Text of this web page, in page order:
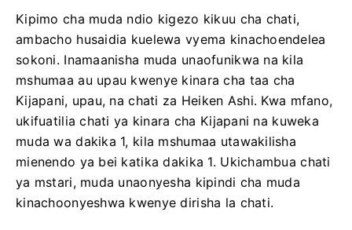
Kipimo cha muda ndio kigezo kikuu cha chati,
ambacho husaidia kuelewa vyema kinachoendelea
sokoni. Inamaanisha muda unaofunikwa na kila
mshumaa au upau kwenye kinara cha taa cha
Kijapani, upau, na chati za Heiken Ashi. Kwa mfano,
ukifuatilia chati ya kinara cha Kijapani na kuweka
muda wa dakika 1, kila mshumaa utawakilisha
mienendo ya bei katika dakika 1. Ukichambua chati
ya mstari, muda unaonyesha kipindi cha muda
kinachoonyeshwa kwenye dirisha la chati.